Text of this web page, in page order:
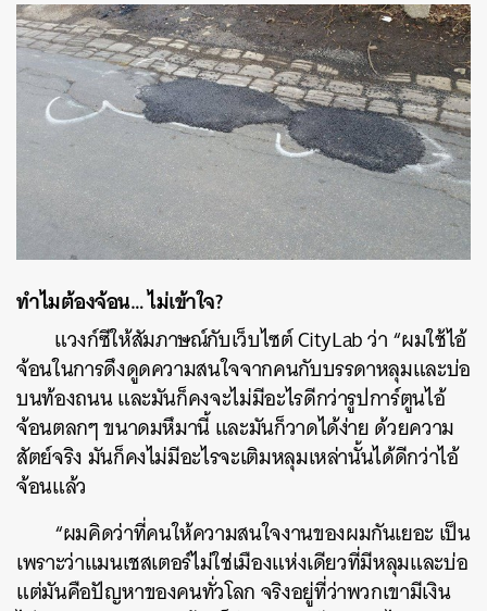
ทำไมต้องจ้อน… ไม่เข้าใจ?
แวงก์ซีให้สัมภาษณ์กับเว็บไซต์ CityLab ว่า “ผมใช้ไอ้
จ้อนในการดึงดูดความสนใจจากคนกับบรรดาหลุมและบ่อ
บนท้องถนน และมันก็คงจะไม่มีอะไรดีกว่ารูปการ์ตูนไอ้
จ้อนตลกๆ ขนาดมหึมานี้ และมันก็วาดได้ง่าย ด้วยความ
สัตย์จริง มันก็คงไม่มีอะไรจะเติมหลุมเหล่านั้นได้ดีกว่าไอ้
จ้อนแล้ว
“ผมคิดว่าที่คนให้ความสนใจงานของผมกันเยอะ เป็น
เพราะว่าแมนเชสเตอร์ไม่ใช่เมืองแห่งเดียวที่มีหลุมและบ่อ
แต่มันคือปัญหาของคนทั่วโลก จริงอยู่ที่ว่าพวกเขามีเงิน